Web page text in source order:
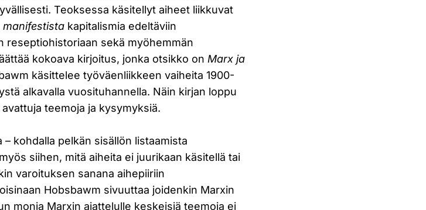
Teoksessa käsitellyt aiheet liikkuvat
manifestista kapitalismia edeltäviin
sekä myöhemmän
kokoava kirjoitus, jonka otsikko on Marx ja
käsittelee työväenliikkeen vaiheita 1900-
alkavalla vuosituhannella. Näin kirjan loppu
teemoja ja kysymyksiä.
kohdalla pelkän sisällön listaamista
siihen, mitä aiheita ei juurikaan käsitellä tai
varoituksen sanana aihepiiriin
Hobsbawm sivuuttaa joidenkin Marxin
monia Marxin ajattelulle keskeisiä teemoja ei